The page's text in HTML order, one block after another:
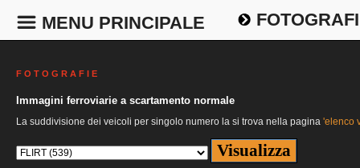
MENU PRINCIPALE
F O T O G R A F I E
Immagini ferroviarie a scartamento normale
La suddivisione dei veicoli per singolo numero la si trova nella pagina 'elenco